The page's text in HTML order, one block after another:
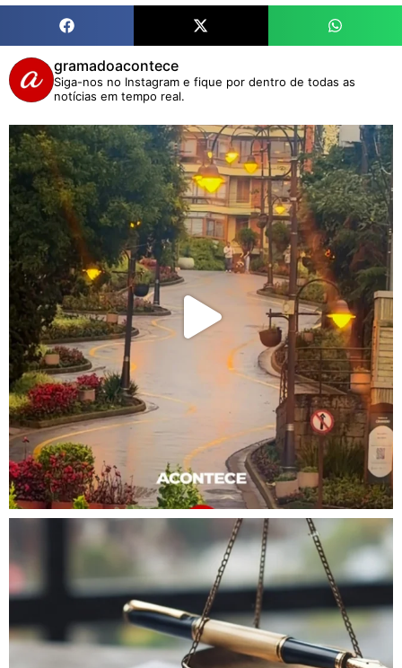
gramadoacontece
Siga-nos no Instagram e fique por dentro de todas as
notícias em tempo real.